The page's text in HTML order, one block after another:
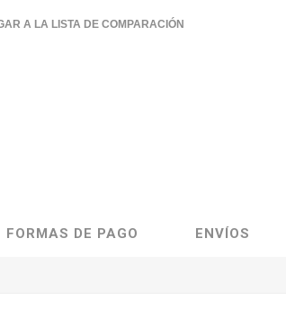
A LA LISTA DE COMPARACIÓN
FORMAS DE PAGO ENVÍOS